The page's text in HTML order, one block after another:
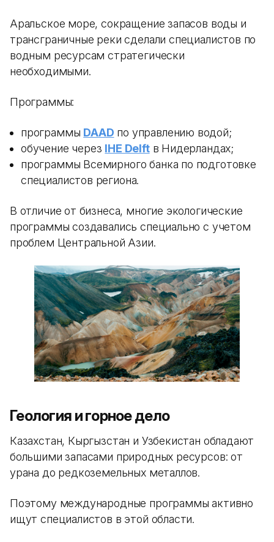
Аральское море, сокращение запасов воды и
трансграничные реки сделали специалистов по
водным ресурсам стратегически
необходимыми.
Программы:
программы DAAD по управлению водой;
обучение через IHE Delftв Нидерландах;
программы Всемирного банка по подготовке
специалистов региона.
В отличие от бизнеса, многие экологические
программы создавались специально с учетом
проблем Центральной Азии.
Геология и горное дело
Казахстан, Кыргызстан и Узбекистан обладают
большими запасами природных ресурсов: от
урана до редкоземельных металлов.
Поэтому международные программы активно
ищут специалистов в этой области.